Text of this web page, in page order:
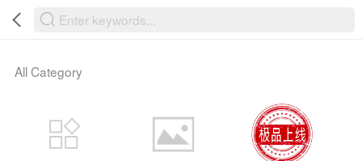
All Category
Powered By “MAMIC SOLUTIONS SDN BHD”